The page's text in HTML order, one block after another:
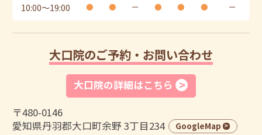
10:00〜19:00 ● ● ー ● ● ● ー
大口院のご予約・お問い合わせ
大口院の詳細はこちら
〒480-0146
愛知県丹羽郡大口町余野 3丁目234
GoogleMap